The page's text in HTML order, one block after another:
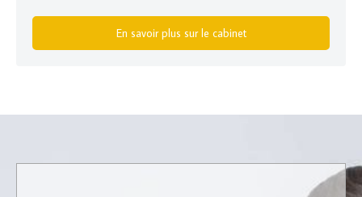
En savoir plus sur le cabinet